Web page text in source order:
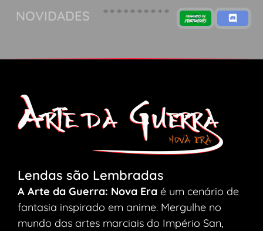
NOVIDADES
Lendas são Lembradas
A Arte da Guerra: Nova Era é um cenário de
fantasia inspirado em anime. Mergulhe no
mundo das artes marciais do Império San,